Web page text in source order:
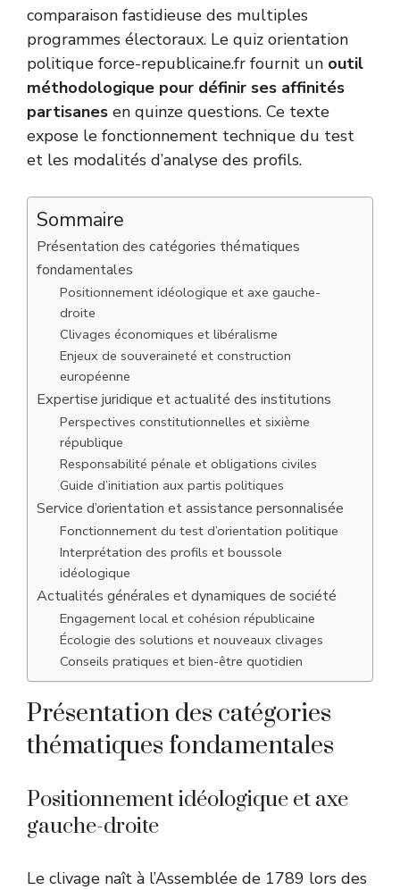
comparaison fastidieuse des multiples
programmes électoraux. Le quiz orientation
politique force-republicaine.fr fournit un outil
méthodologique pour définir ses affinités
partisanes en quinze questions. Ce texte
expose le fonctionnement technique du test
et les modalités d’analyse des profils.
Sommaire
Présentation des catégories thématiques
fondamentales
Positionnement idéologique et axe gauche-
droite
Clivages économiques et libéralisme
Enjeux de souveraineté et construction
européenne
Expertise juridique et actualité des institutions
Perspectives constitutionnelles et sixième
république
Responsabilité pénale et obligations civiles
Guide d’initiation aux partis politiques
Service d’orientation et assistance personnalisée
Fonctionnement du test d’orientation politique
Interprétation des profils et boussole
idéologique
Actualités générales et dynamiques de société
Engagement local et cohésion républicaine
Écologie des solutions et nouveaux clivages
Conseils pratiques et bien-être quotidien
Présentation des catégories
thématiques fondamentales
Positionnement idéologique et axe
gauche-droite
Le clivage naît à l’Assemblée de 1789 lors des